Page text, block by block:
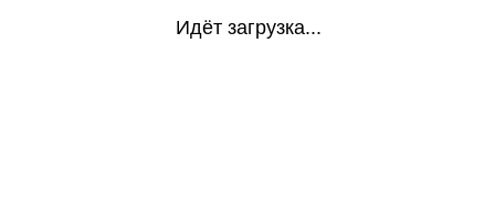
Идёт загрузка...